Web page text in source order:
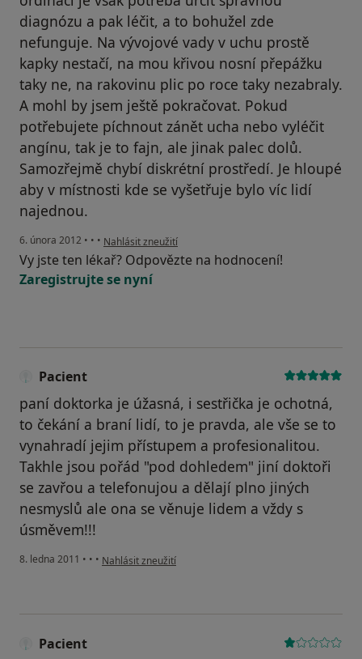
diagnózu a pak léčit, a to bohužel zde
nefunguje. Na vývojové vady v uchu prostě
kapky nestačí, na mou křivou nosní přepážku
taky ne, na rakovinu plic po roce taky nezabraly.
A mohl by jsem ještě pokračovat. Pokud
potřebujete píchnout zánět ucha nebo vyléčit
angínu, tak je to fajn, ale jinak palec dolů.
Samozřejmě chybí diskrétní prostředí. Je hloupé
aby v místnosti kde se vyšetřuje bylo víc lidí
najednou.
6. února 2012 • • • podle názoru uživatele P
Nahlásit zneužití
Vy jste ten lékař? Odpovězte na hodnocení!
Zaregistrujte se nyní
Pacient
paní doktorka je úžasná, i sestřička je ochotná,
to čekání a braní lidí, to je pravda, ale vše se to
vynahradí jejim přístupem a profesionalitou.
Takhle jsou pořád "pod dohledem" jiní doktoři
se zavřou a telefonujou a dělají plno jiných
nesmyslů ale ona se věnuje lidem a vždy s
úsměvem!!!
8. ledna 2011 • • • podle názoru uživatele Pacient
Nahlásit zneužití
Pacient